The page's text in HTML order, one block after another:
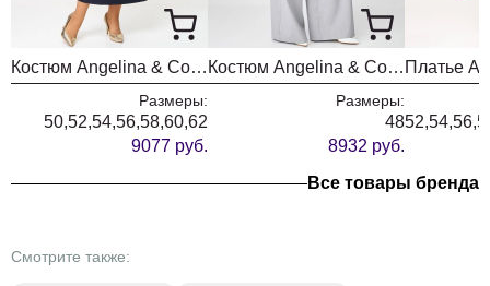
Костюм Angelina & Company 1280
Размеры:
50,52,54,56,58,60,62
9077 руб.
Костюм Angelina & Company 1214
Размеры:
48
8932 руб.
Все товары бренда
Смотрите также: